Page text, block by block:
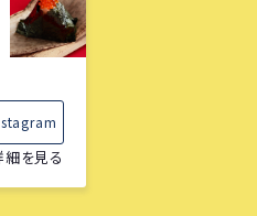
細を見る